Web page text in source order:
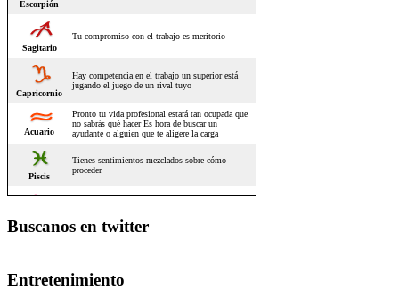
Buscanos en twitter
Entretenimiento